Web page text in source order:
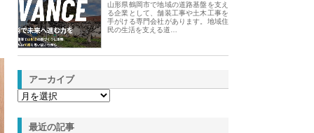
山形県鶴岡市で地域の道路基盤を支え
る企業として、舗装工事や土木工事を
手がける専門会社があります。地域住
民の生活を支える道…
アーカイブ
最近の記事